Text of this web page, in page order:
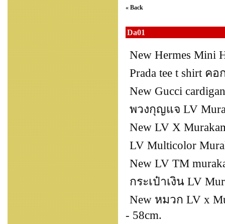
« Back
Da01
New Hermes Mini
Prada tee t shirt
New Gucci
พวงกุญแจ LV
New LV X
LV Multicolor
New LV TM
กระเป๋าเงิน LV
New หมวก LV x
- 58cm.